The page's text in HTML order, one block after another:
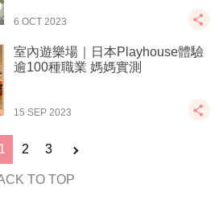
6 OCT 2023
室內遊樂場｜日本Playhouse體驗
逾100種職業 媽媽實測
15 SEP 2023
1 2 3
TO TOP